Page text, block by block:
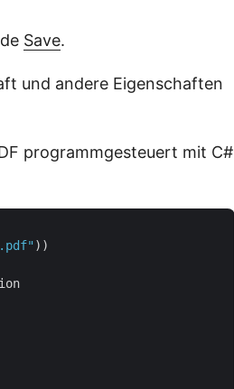
Save.
und andere Eigenschaften
programmgesteuert mit C#
))